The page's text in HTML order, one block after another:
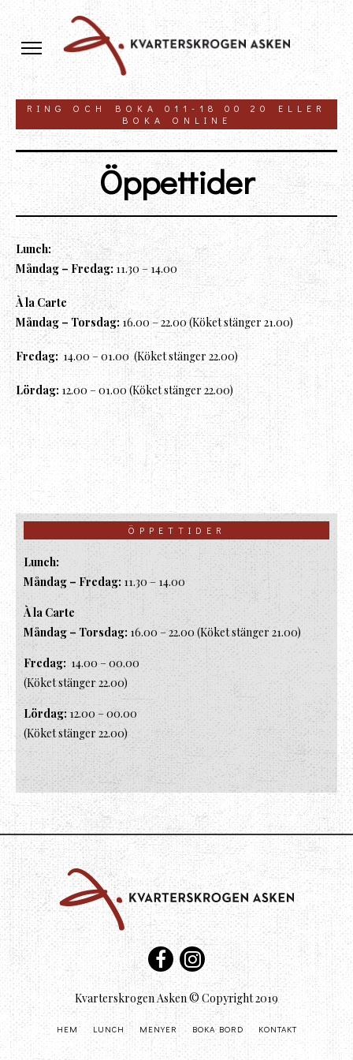
RING OCH BOKA 011-18 00 20 ELLER
BOKA ONLINE
Öppettider
Lunch:
Måndag – Fredag: 11.30 – 14.00
À la Carte
Måndag – Torsdag:16.00 – 22.00 (Köket stänger 21.00)
Fredag: 14.00 – 01.00 (Köket stänger 22.00)
Lördag: 12.00 – 01.00 (Köket stänger 22.00)
ÖPPETTIDER
Lunch:
Måndag – Fredag: 11.30 – 14.00
À la Carte
Måndag – Torsdag: 16.00 – 22.00 (Köket stänger 21.00)
Fredag: 14.00 – 00.00
(Köket stänger 22.00)
Lördag:12.00 – 00.00
(Köket stänger 22.00)
Kvarterskrogen Asken © Copyright 2019
HEM LUNCH MENYER BOKA BORD KONTAKT